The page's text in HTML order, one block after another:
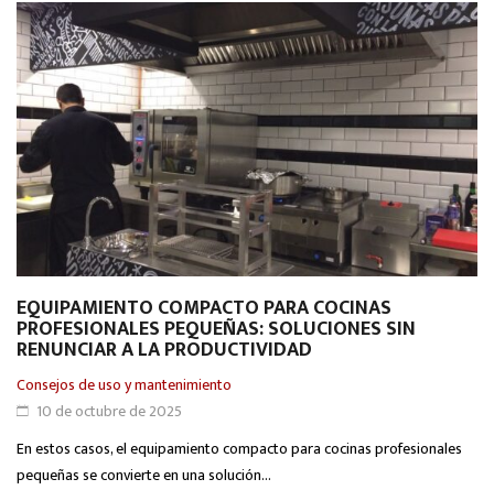
EQUIPAMIENTO COMPACTO PARA COCINAS
PROFESIONALES PEQUEÑAS: SOLUCIONES SIN
RENUNCIAR A LA PRODUCTIVIDAD
Consejos de uso y mantenimiento
10 de octubre de 2025
En estos casos, el equipamiento compacto para cocinas profesionales
pequeñas se convierte en una solución...